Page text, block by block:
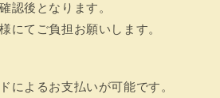
認後となります。
にてご負担お願いします。
によるお支払いが可能です。